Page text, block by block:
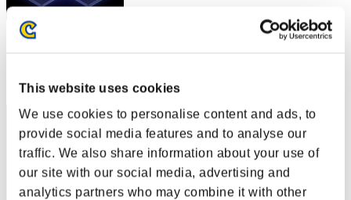
This website uses cookies
We use cookies to personalise content and ads, to
provide social media features and to analyse our
traffic. We also share information about your use of
our site with our social media, advertising and
analytics partners who may combine it with other
スコア: -
72